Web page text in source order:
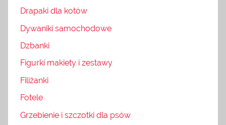
Drapaki dla kotów
Dywaniki samochodowe
Dzbanki
Figurki makiety i zestawy
Filiżanki
Fotele
Grzebienie i szczotki dla psów